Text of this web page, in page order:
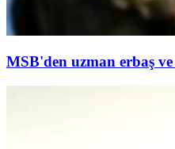
MSB'den uzman erbaş ve